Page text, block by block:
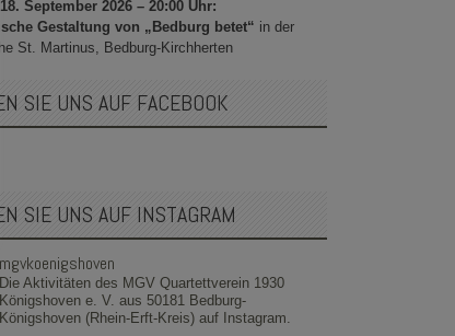
18. September 2026 – 20:00 Uhr:
Gestaltung von „Bedburg betet“ in der
St. Martinus, Bedburg-Kirchherten
SIE UNS AUF FACEBOOK
SIE UNS AUF INSTAGRAM
mgvkoenigshoven
Die Aktivitäten des MGV Quartettverein 1930
Königshoven e. V. aus 50181 Bedburg-
Königshoven (Rhein-Erft-Kreis) auf Instagram.